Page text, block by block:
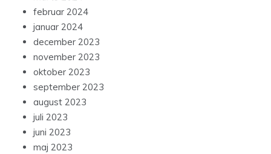
februar 2024
januar 2024
december 2023
november 2023
oktober 2023
september 2023
august 2023
juli 2023
juni 2023
maj 2023